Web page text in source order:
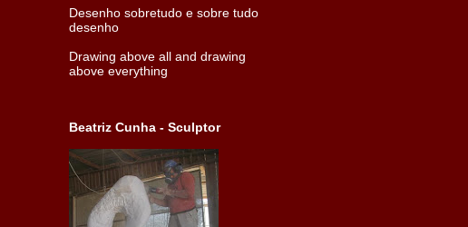
Desenho sobretudo e sobre tudo
desenho
Drawing above all and drawing
above everything
Beatriz Cunha - Sculptor